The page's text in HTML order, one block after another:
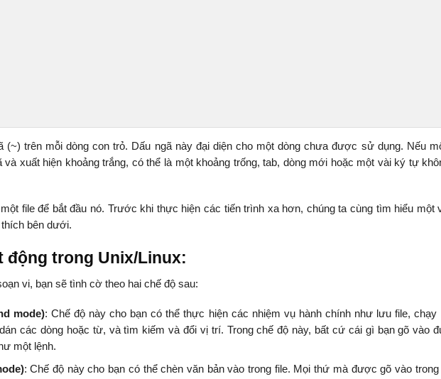
(~) trên mỗi dòng con trỏ. Dấu ngã này đại diện cho một dòng chưa được sử dụng. Nếu
và xuất hiện khoảng trắng, có thể là một khoảng trống, tab, dòng mới hoặc một vài ký tự
file để bắt đầu nó. Trước khi thực hiện các tiến trình xa hơn, chúng ta cùng tìm hiểu một
bên dưới.
động trong Unix/Linux:
vi, bạn sẽ tình cờ theo hai chế độ sau:
mode): Chế độ này cho bạn có thể thực hiện các nhiệm vụ hành chính như lưu file, chạy
các dòng hoặc từ, và tìm kiếm và đổi vị trí. Trong chế độ này, bất cứ cái gì bạn gõ vào
một lệnh.
: Chế độ này cho bạn có thể chèn văn bản vào trong file. Mọi thứ mà được gõ vào trong